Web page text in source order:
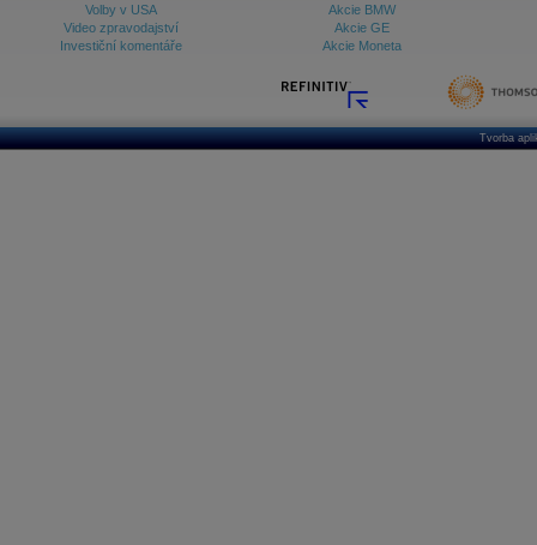
Volby v USA
Video zpravodajství
Investiční komentáře
Akcie BMW
Akcie GE
Akcie Moneta
Tvorba